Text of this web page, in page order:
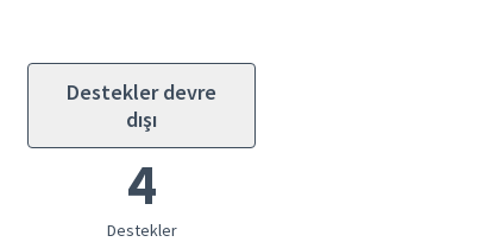
Destekler devre
dışı
4
destekler